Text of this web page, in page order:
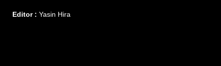
Editor : Yasin Hira